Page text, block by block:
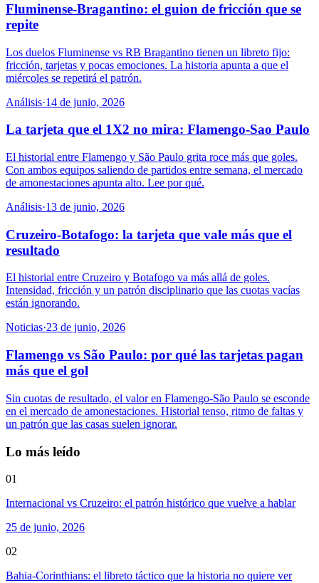
Fluminense-Bragantino: el guion de fricción que se
repite
Los duelos Fluminense vs RB Bragantino tienen un libreto fijo:
fricción, tarjetas y pocas emociones. La historia apunta a que el
miércoles se repetirá el patrón.
Análisis·14 de junio, 2026
La tarjeta que el 1X2 no mira: Flamengo-Sao Paulo
El historial entre Flamengo y São Paulo grita roce más que goles.
Con ambos equipos saliendo de partidos entre semana, el mercado
de amonestaciones apunta alto. Lee por qué.
Análisis·13 de junio, 2026
Cruzeiro-Botafogo: la tarjeta que vale más que el
resultado
El historial entre Cruzeiro y Botafogo va más allá de goles.
Intensidad, fricción y un patrón disciplinario que las cuotas vacías
están ignorando.
Noticias·23 de junio, 2026
Flamengo vs São Paulo: por qué las tarjetas pagan
más que el gol
Sin cuotas de resultado, el valor en Flamengo-São Paulo se esconde
en el mercado de amonestaciones. Historial tenso, ritmo de faltas y
un patrón que las casas suelen ignorar.
Lo más leído
01
Internacional vs Cruzeiro: el patrón histórico que vuelve a hablar
25 de junio, 2026
02
Bahia-Corinthians: el libreto táctico que la historia no quiere ver